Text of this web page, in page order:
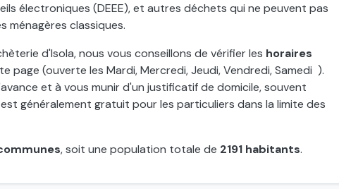
électroniques (DEEE), et autres déchets qui ne peuvent pas
ménagères classiques.
d'Isola, nous vous conseillons de vérifier les horaires
page (ouverte les Mardi, Mercredi, Jeudi, Vendredi, Samedi ).
et à vous munir d'un justificatif de domicile, souvent
généralement gratuit pour les particuliers dans la limite des
, soit une population totale de 2191 habitants.